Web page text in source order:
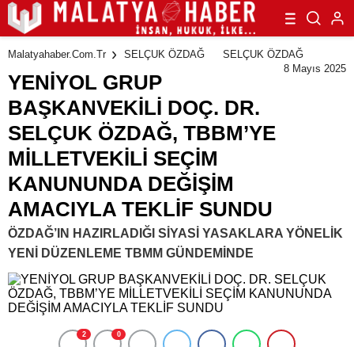
DEĞİŞİM AMACIYLA TEKLİF SUNDU
Malatyahaber.com.tr SELÇUK ÖZDAĞ
SELÇUK ÖZDAĞ
8 Mayıs 2025
YENİYOL GRUP
BAŞKANVEKİLİ DOÇ. DR.
SELÇUK ÖZDAĞ, TBBM’YE
MİLLETVEKİLİ SEÇİM
KANUNUNDA DEĞİŞİM
AMACIYLA TEKLİF SUNDU
ÖZDAĞ’IN HAZIRLADIĞI SİYASİ YASAKLARA YÖNELİK
YENİ DÜZENLEME TBMM GÜNDEMİNDE
2 0